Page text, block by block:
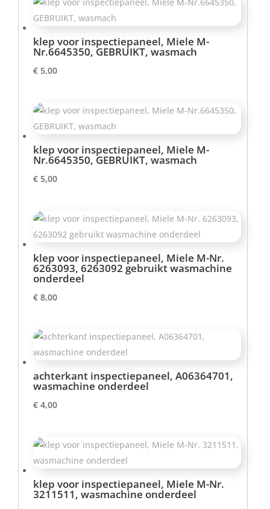
klep voor inspectiepaneel, Miele M-
Nr.6645350, GEBRUIKT, wasmach
€ 5,00
klep voor inspectiepaneel, Miele M-
Nr.6645350, GEBRUIKT, wasmach
€ 5,00
klep voor inspectiepaneel, Miele M-Nr.
6263093, 6263092 gebruikt wasmachine
onderdeel
€ 8,00
achterkant inspectiepaneel, A06364701,
wasmachine onderdeel
€ 4,00
klep voor inspectiepaneel, Miele M-Nr.
3211511, wasmachine onderdeel